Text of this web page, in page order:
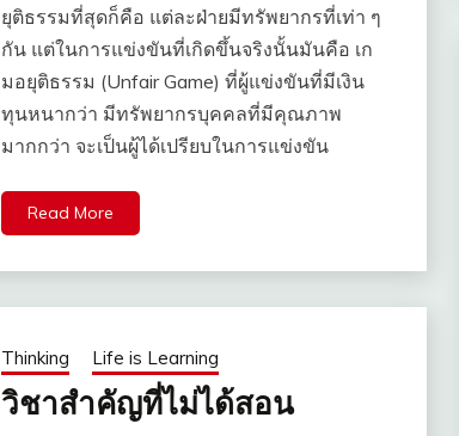
ยุติธรรมที่สุดก็คือ แต่ละฝ่ายมีทรัพยากรที่เท่า ๆ
กัน แต่ในการแข่งขันที่เกิดขึ้นจริงนั้นมันคือ เก
มอยุติธรรม (Unfair Game) ที่ผู้แข่งขันที่มีเงิน
ทุนหนากว่า มีทรัพยากรบุคคลที่มีคุณภาพ
มากกว่า จะเป็นผู้ได้เปรียบในการแข่งขัน
Read More
Thinking Life is Learning
วิชาสำคัญที่ไม่ได้สอน